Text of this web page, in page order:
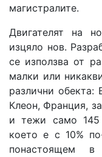
магистралите.
Двигателят на
изцяло нов.
се използва от
малки или
различни
Клеон, Франция,
и тежи само 145
което е с 10%
понастоящем в